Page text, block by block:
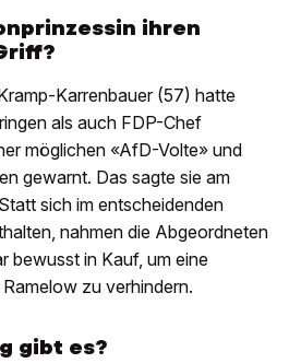
ihren
Karrenbauer (57) hatte
als auch FDP-Chef
möglichen «AfD-Volte» und
gewarnt. Das sagte sie am
sich im entscheidenden
nahmen die Abgeordneten
bewusst in Kauf, um eine
zu verhindern.
gibt es?